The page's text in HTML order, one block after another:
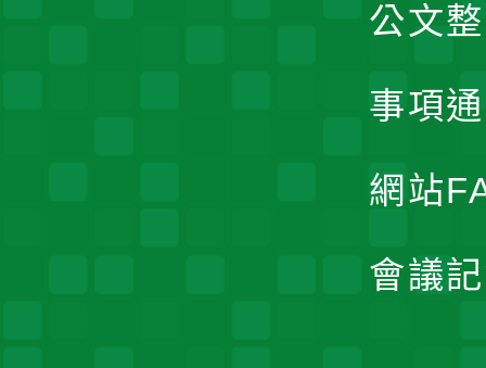
公文
事項
網站
會議